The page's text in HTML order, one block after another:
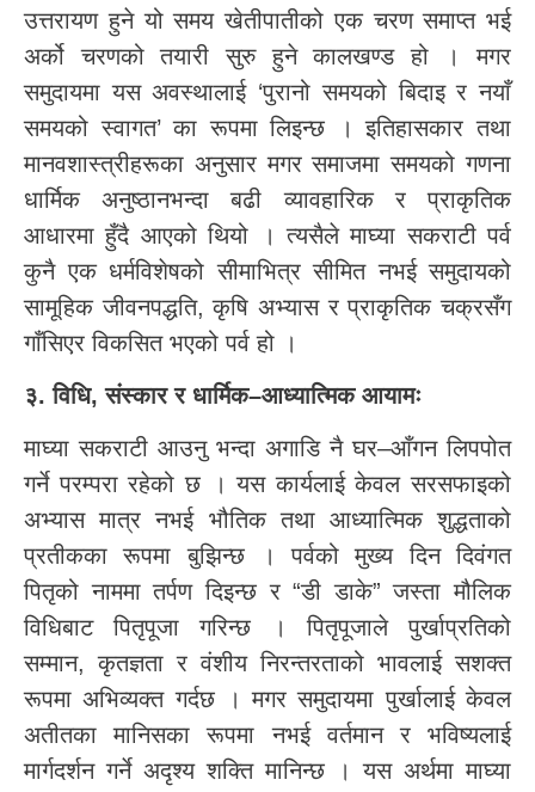
उत्तरायण हुने यो समय खेतीपातीको एक चरण समाप्त भई
अर्को चरणको तयारी सुरु हुने कालखण्ड हो । मगर
समुदायमा यस अवस्थालाई ‘पुरानो समयको बिदाइ र नयाँ
समयको स्वागत’ का रूपमा लिइन्छ । इतिहासकार तथा
मानवशास्त्रीहरूका अनुसार मगर समाजमा समयको गणना
धार्मिक अनुष्ठानभन्दा बढी व्यावहारिक र प्राकृतिक
आधारमा हुँदै आएको थियो । त्यसैले माघ्या सकराटी पर्व
कुनै एक धर्मविशेषको सीमाभित्र सीमित नभई समुदायको
सामूहिक जीवनपद्धति, कृषि अभ्यास र प्राकृतिक चक्रसँग
गाँसिएर विकसित भएको पर्व हो ।
३. विधि, संस्कार र धार्मिक–आध्यात्मिक आयामः
माघ्या सकराटी आउनु भन्दा अगाडि नै घर–आँगन लिपपोत
गर्ने परम्परा रहेको छ । यस कार्यलाई केवल सरसफाइको
अभ्यास मात्र नभई भौतिक तथा आध्यात्मिक शुद्धताको
प्रतीकका रूपमा बुझिन्छ । पर्वको मुख्य दिन दिवंगत
पितृको नाममा तर्पण दिइन्छ र “डी डाके” जस्ता मौलिक
विधिबाट पितृपूजा गरिन्छ । पितृपूजाले पुर्खाप्रतिको
सम्मान, कृतज्ञता र वंशीय निरन्तरताको भावलाई सशक्त
रूपमा अभिव्यक्त गर्दछ । मगर समुदायमा पुर्खालाई केवल
अतीतका मानिसका रूपमा नभई वर्तमान र भविष्यलाई
मार्गदर्शन गर्ने अदृश्य शक्ति मानिन्छ । यस अर्थमा माघ्या